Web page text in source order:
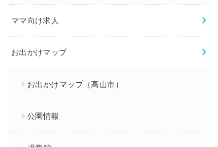
ママ向け求人
お出かけマップ
お出かけマップ（高山市）
公園情報